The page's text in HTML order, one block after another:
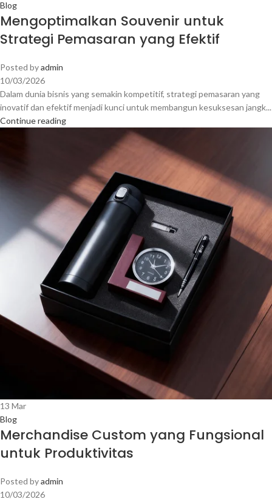
Blog
Mengoptimalkan Souvenir untuk
Strategi Pemasaran yang Efektif
Posted byadmin
10/03/2026
Dalam dunia bisnis yang semakin kompetitif, strategi pemasaran yang
inovatif dan efektif menjadi kunci untuk membangun kesuksesan jangk...
Continue reading
13 Mar
Blog
Merchandise Custom yang Fungsional
untuk Produktivitas
Posted byadmin
10/03/2026